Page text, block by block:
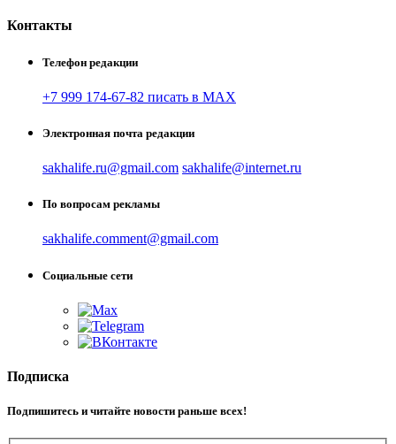
Контакты
Телефон редакции
+7 999 174-67-82 писать в MAX
Электронная почта редакции
sakhalife.ru@gmail.com sakhalife@internet.ru
По вопросам рекламы
sakhalife.comment@gmail.com
Социальные сети
Подписка
Подпишитесь и читайте новости раньше всех!